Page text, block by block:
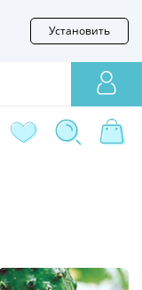
Установить